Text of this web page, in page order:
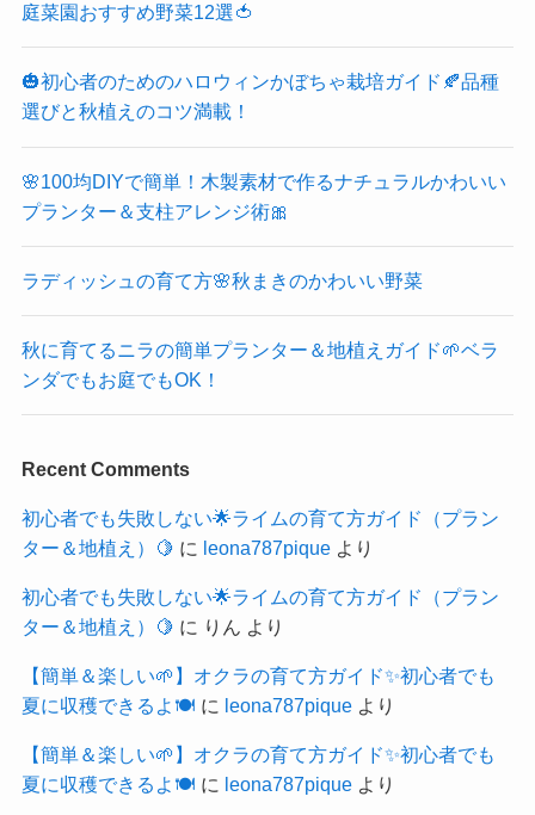
庭菜園おすすめ野菜12選🍅
🎃初心者のためのハロウィンかぼちゃ栽培ガイド🍂品種
選びと秋植えのコツ満載！
🌸100均DIYで簡単！木製素材で作るナチュラルかわいい
プランター＆支柱アレンジ術🎀
ラディッシュの育て方🌸秋まきのかわいい野菜
秋に育てるニラの簡単プランター＆地植えガイド🌱ベラ
ンダでもお庭でもOK！
Recent Comments
初心者でも失敗しない🌟ライムの育て方ガイド（プラン
ター＆地植え）🍋 に leona787piqueより
初心者でも失敗しない🌟ライムの育て方ガイド（プラン
ター＆地植え）🍋 に りん より
【簡単＆楽しい🌱】オクラの育て方ガイド✨初心者でも
夏に収穫できるよ🍽️ に leona787piqueより
【簡単＆楽しい🌱】オクラの育て方ガイド✨初心者でも
夏に収穫できるよ🍽️ に leona787piqueより